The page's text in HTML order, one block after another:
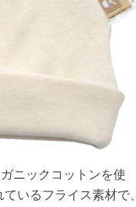
ニックコットンを使
ているフライス素材で